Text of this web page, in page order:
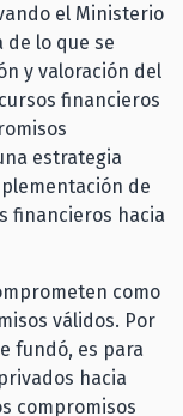
el Ministerio
lo que se
y valoración del
financieros
estrategia
de
financieros hacia
como
válidos. Por
fundó, es para
hacia
compromisos